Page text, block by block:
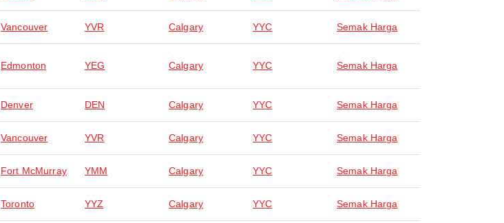
Vancouver YVR Calgary YYC Semak Harga
Edmonton YEG Calgary YYC Semak Harga
Denver DEN Calgary YYC Semak Harga
Vancouver YVR Calgary YYC Semak Harga
Fort McMurray YMM Calgary YYC Semak Harga
Toronto YYZ Calgary YYC Semak Harga